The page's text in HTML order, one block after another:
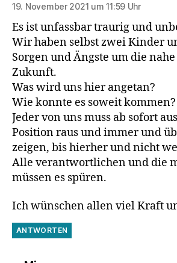
19. November 2021 um 11:59 Uhr
Es ist unfassbar traurig und
Wir haben selbst zwei Kinder
Sorgen und Ängste um die
Zukunft.
Was wird uns hier angetan?
Wie konnte es soweit kommen?
Jeder von uns muss ab sofort
Position raus und immer und
zeigen, bis hierher und nicht
Alle verantwortlichen und die
müssen es spüren.
Ich wünschen allen viel Kraft
ANTWORTEN